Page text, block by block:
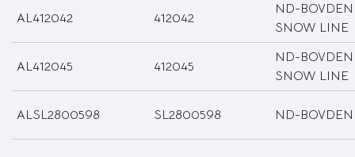
AL412042 412042
ND-
SNOW LINE
AL412045 412045
ND-
SNOW LINE
ALSL2800598 SL2800598 ND-